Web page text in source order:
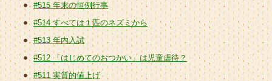
#515 年末の恒例行事
#514 すべては１匹のネズミから
#513 年内入試
#512 「はじめてのおつかい」は児童虐待？
#511 実質的値上げ